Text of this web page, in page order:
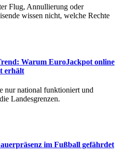
Flug, Annullierung oder
wissen nicht, welche Rechte
Warum EuroJackpot online
erhält
nur national funktioniert und
Landesgrenzen.
im Fußball gefährdet